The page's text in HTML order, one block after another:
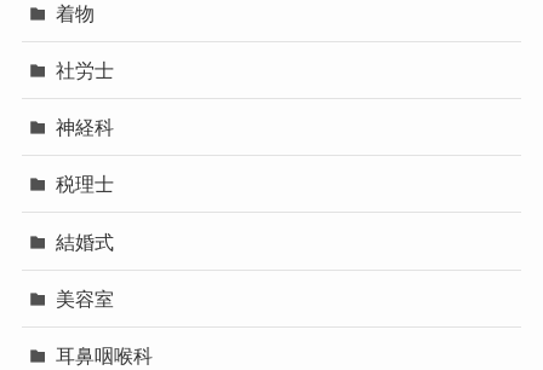
着物
社労士
神経科
税理士
結婚式
美容室
耳鼻咽喉科